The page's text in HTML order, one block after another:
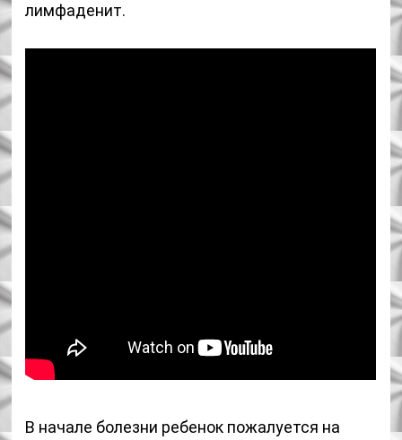
лимфаденит.
В начале болезни ребенок пожалуется на